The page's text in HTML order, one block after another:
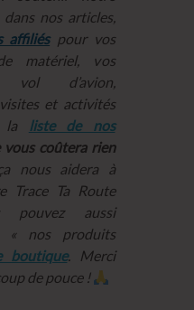
nos articles,
affiliéspour vos
matériel, vos
vol d’avion,
et activités
la
liste de nos
vous coûtera rien
nous aidera à
Trace Ta Route
pouvez aussi
« nos produits
boutique. Merci
de pouce !